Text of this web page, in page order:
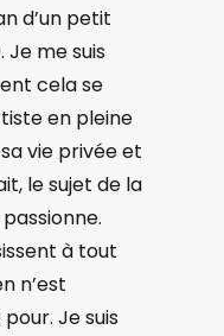
d’un petit
Je me suis
cela se
en pleine
vie privée et
le sujet de la
à tout
n’est
Je suis